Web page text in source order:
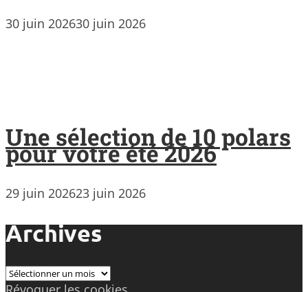
30 juin 202630 juin 2026
Une sélection de 10 polars
pour votre été 2026
29 juin 202623 juin 2026
Archives
Archives